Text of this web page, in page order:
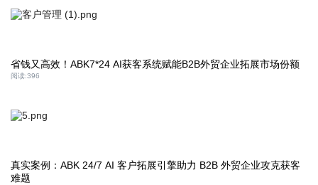
省钱又高效！ABK7*24 AI获客系统赋能B2B外贸企业拓展市场份额
阅读:396
真实案例：ABK 24/7 AI 客户拓展引擎助力 B2B 外贸企业攻克获客
难题